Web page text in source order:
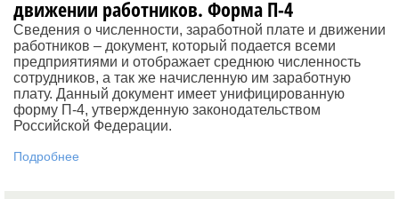
движении работников. Форма П-4
Сведения о численности, заработной плате и движении
работников – документ, который подается всеми
предприятиями и отображает среднюю численность
сотрудников, а так же начисленную им заработную
плату. Данный документ имеет унифицированную
форму П-4, утвержденную законодательством
Российской Федерации.
Подробнее